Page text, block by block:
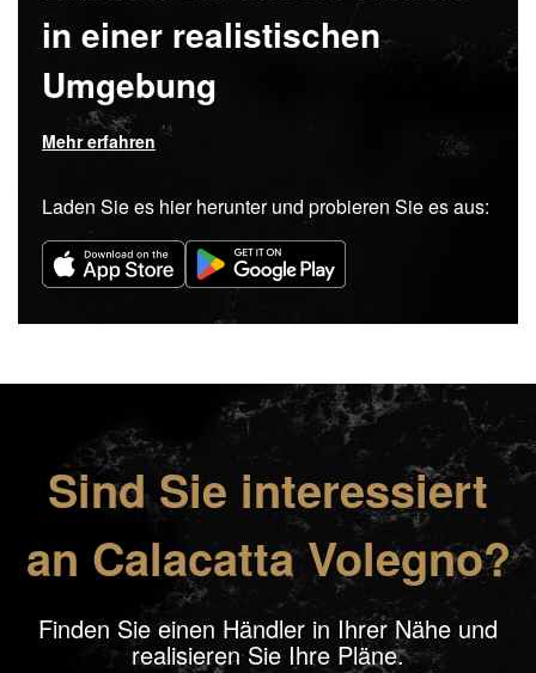
in einer realistischen
Umgebung
Mehr erfahren
Laden Sie es hier herunter und probieren Sie es aus:
Sind Sie interessiert
an Calacatta Volegno?
Finden Sie einen Händler in Ihrer Nähe und
realisieren Sie Ihre Pläne.